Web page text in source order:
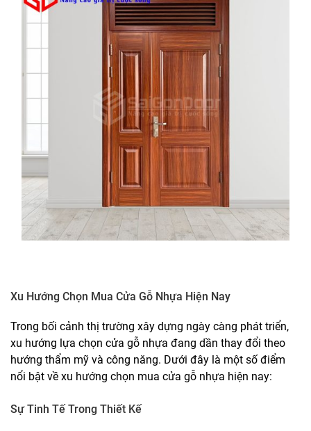
Xu Hướng Chọn Mua Cửa Gỗ Nhựa Hiện Nay
Trong bối cảnh thị trường xây dựng ngày càng phát triển,
xu hướng lựa chọn cửa gỗ nhựa đang dần thay đổi theo
hướng thẩm mỹ và công năng. Dưới đây là một số điểm
nổi bật về xu hướng chọn mua cửa gỗ nhựa hiện nay:
Sự Tinh Tế Trong Thiết Kế